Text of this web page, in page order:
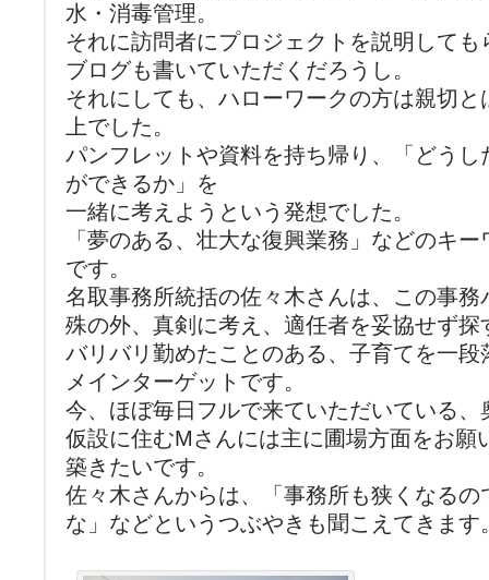
水・消毒管理。
それに訪問者にプロジェクトを説明して
ブログも書いていただくだろうし。
それにしても、ハローワークの方は親切
上でした。
パンフレットや資料を持ち帰り、「どう
ができるか」を
一緒に考えようという発想でした。
「夢のある、壮大な復興業務」などのキ
です。
名取事務所統括の佐々木さんは、この事務
殊の外、真剣に考え、適任者を妥協せず探
バリバリ勤めたことのある、子育てを一
メインターゲットです。
今、ほぼ毎日フルで来ていただいている
仮設に住むMさんには主に圃場方面をお願
築きたいです。
佐々木さんからは、「事務所も狭くなる
な」などというつぶやきも聞こえてきます